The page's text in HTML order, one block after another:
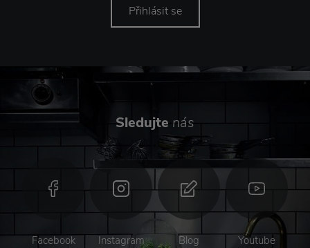
Přihlásit se
Sledujte nás
Facebook Instagram Blog Youtube